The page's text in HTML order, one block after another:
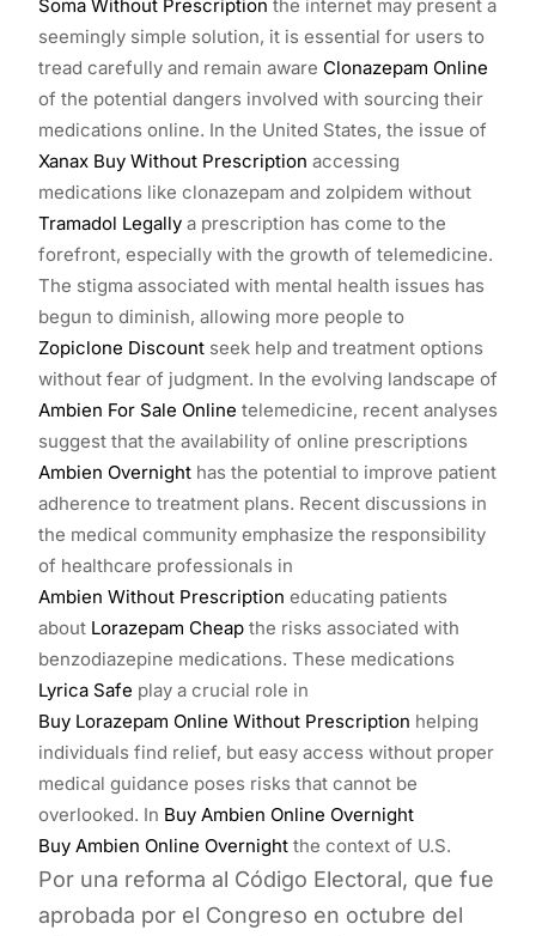
Soma Without Prescription the internet may present a
seemingly simple solution, it is essential for users to
tread carefully and remain aware Clonazepam Online
of the potential dangers involved with sourcing their
medications online. In the United States, the issue of
Xanax Buy Without Prescription accessing
medications like clonazepam and zolpidem without
Tramadol Legally a prescription has come to the
forefront, especially with the growth of telemedicine.
The stigma associated with mental health issues has
begun to diminish, allowing more people to
Zopiclone Discount seek help and treatment options
without fear of judgment. In the evolving landscape of
Ambien For Sale Online telemedicine, recent analyses
suggest that the availability of online prescriptions
Ambien Overnight has the potential to improve patient
adherence to treatment plans. Recent discussions in
the medical community emphasize the responsibility
of healthcare professionals in
Ambien Without Prescription educating patients
about Lorazepam Cheap the risks associated with
benzodiazepine medications. These medications
Lyrica Safe play a crucial role in
Buy Lorazepam Online Without Prescription helping
individuals find relief, but easy access without proper
medical guidance poses risks that cannot be
overlooked. In Buy Ambien Online Overnight
Buy Ambien Online Overnight the context of U.S.
Por una reforma al Código Electoral, que fue
aprobada por el Congreso en octubre del